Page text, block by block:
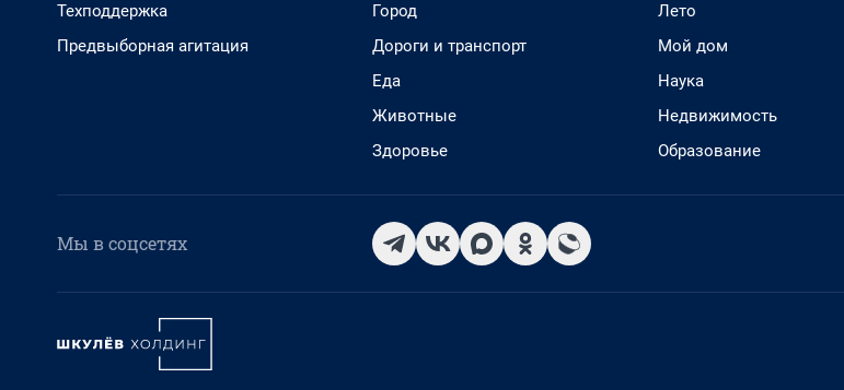
Техподдержка
Предвыборная агитация
Город
Дороги и транспорт
Еда
Животные
Здоровье
Лето
Мой дом
Наука
Недвижимость
Образование
Мы в соцсетях